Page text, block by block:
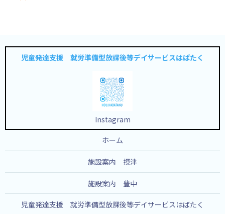
児童発達支援 就労準備型放課後等デイサービスはばたく
Instagram
ホーム
施設案内 摂津
施設案内 豊中
児童発達支援 就労準備型放課後等デイサービスはばたく